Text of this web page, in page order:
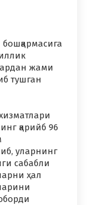
жами
тушган
қарийб 96
уларнинг
сабабли
ҳал